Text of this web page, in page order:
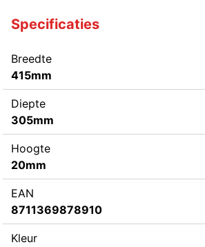
Specificaties
Breedte
415mm
Diepte
305mm
Hoogte
20mm
EAN
8711369878910
Kleur